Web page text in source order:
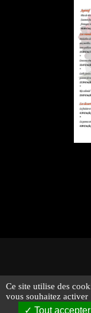
© 2026 - Traiteur
Mentions légales
Ce site utilise des
vous souhaitez activer
Tout accepter